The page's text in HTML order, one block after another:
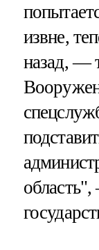
извне,
назад, —